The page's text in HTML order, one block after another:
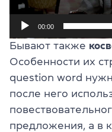
00:00
Бывают также
Особенности их
question word
после него
предложения, а в